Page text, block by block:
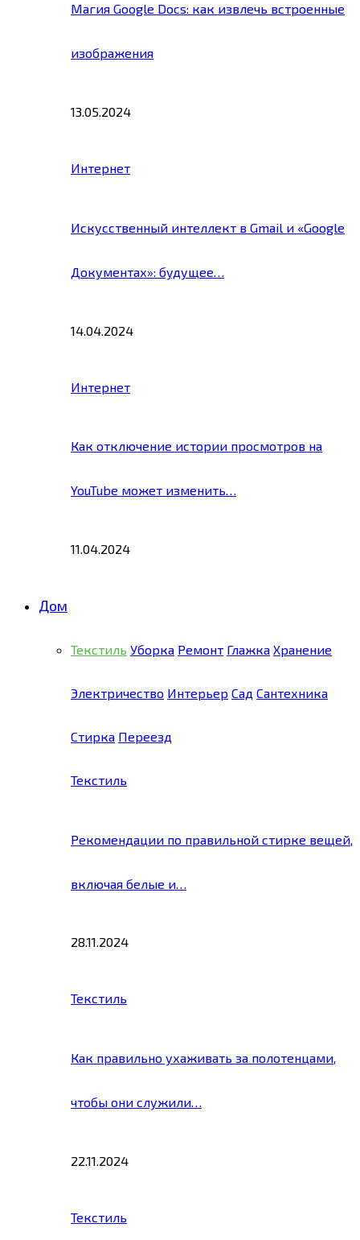
Магия Google Docs: как извлечь встроенные
изображения
13.05.2024
Интернет
Искусственный интеллект в Gmail и «Google
Документах»: будущее…
14.04.2024
Интернет
Как отключение истории просмотров на
YouTube может изменить…
11.04.2024
Дом
Текстиль Уборка Ремонт Глажка Хранение
Электричество Интерьер Сад Сантехника
Стирка Переезд
Текстиль
Рекомендации по правильной стирке вещей,
включая белые и…
28.11.2024
Текстиль
Как правильно ухаживать за полотенцами,
чтобы они служили…
22.11.2024
Текстиль